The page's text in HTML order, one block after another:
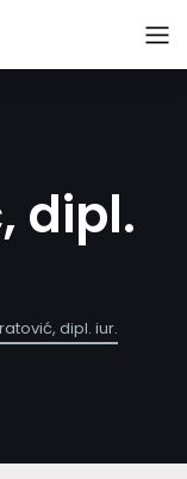
dipl.
dipl. iur.